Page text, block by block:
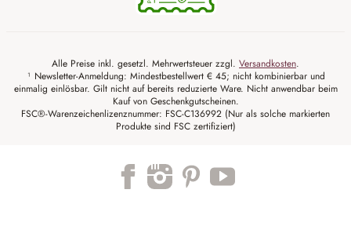
Alle Preise inkl. gesetzl. Mehrwertsteuer zzgl. Versandkosten.
¹ Newsletter-Anmeldung: Mindestbestellwert € 45; nicht kombinierbar und
einmalig einlösbar. Gilt nicht auf bereits reduzierte Ware. Nicht anwendbar beim
Kauf von Geschenkgutscheinen.
FSC®-Warenzeichenlizenznummer: FSC-C136992 (Nur als solche markierten
Produkte sind FSC zertifiziert)